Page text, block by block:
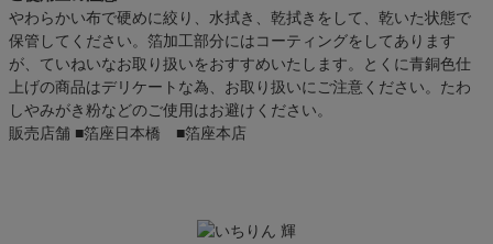
やわらかい布で硬めに絞り、水拭き、乾拭きをして、乾いた状態で
保管してください。箔加工部分にはコーティングをしてあります
が、ていねいなお取り扱いをおすすめいたします。とくに青銅色仕
上げの商品はデリケートな為、お取り扱いにご注意ください。たわ
しやみがき粉などのご使用はお避けください。
販売店舗 ■箔座日本橋 ■箔座本店